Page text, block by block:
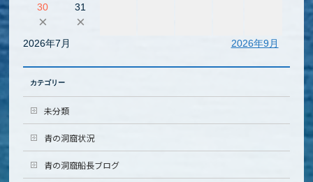
30
×
31
×
2026年7月 2026年9月
カテゴリー
未分類
青の洞窟状況
青の洞窟船長ブログ